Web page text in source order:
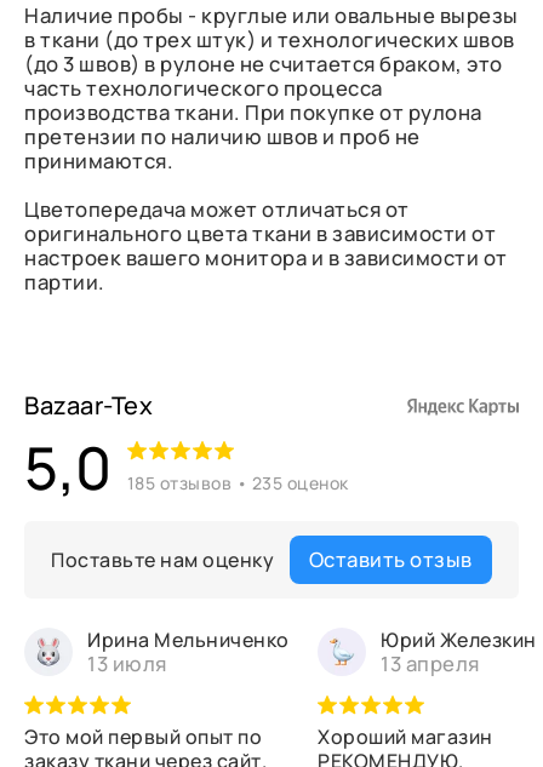
Наличие пробы - круглые или овальные вырезы
в ткани (до трех штук) и технологических швов
(до 3 швов) в рулоне не считается браком, это
часть технологического процесса
производства ткани. При покупке от рулона
претензии по наличию швов и проб не
принимаются.
Цветопередача может отличаться от
оригинального цвета ткани в зависимости от
настроек вашего монитора и в зависимости от
партии.
Bazaar-Tex
5,0 185 отзывов • 235 оценок
Поставьте нам оценку Оставить отзыв
Ирина Мельниченко
13 июля
Это мой первый опыт по
заказу ткани через сайт.
Юрий Железкин
13 апреля
Хороший магазин
РЕКОМЕНДУЮ.